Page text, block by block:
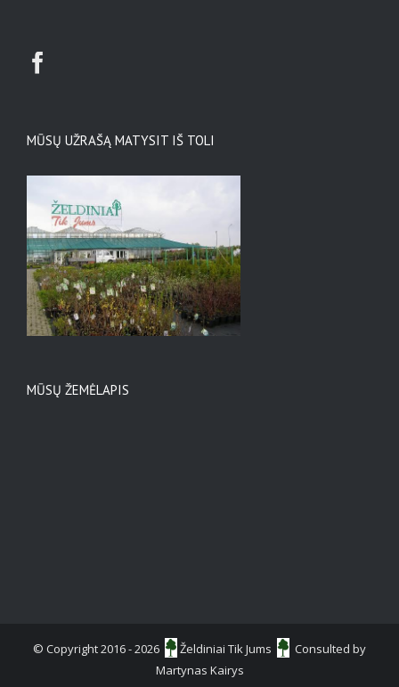
MŪSŲ UŽRAŠĄ MATYSIT IŠ TOLI
MŪSŲ ŽEMĖLAPIS
© Copyright 2016 -2026 Želdiniai Tik Jums
Consulted by
Martynas Kairys